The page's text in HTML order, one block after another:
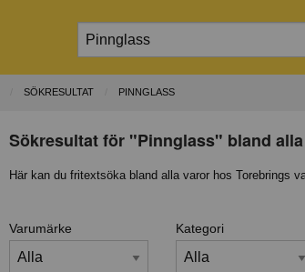
SÖKRESULTAT PINNGLASS
Sökresultat för "Pinnglass" bland
Här kan du fritextsöka bland alla varor hos Torebrings
Varumärke Kategori